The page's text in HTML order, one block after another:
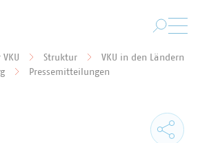
VKU Struktur
VKU in den Ländern
Pressemitteilungen